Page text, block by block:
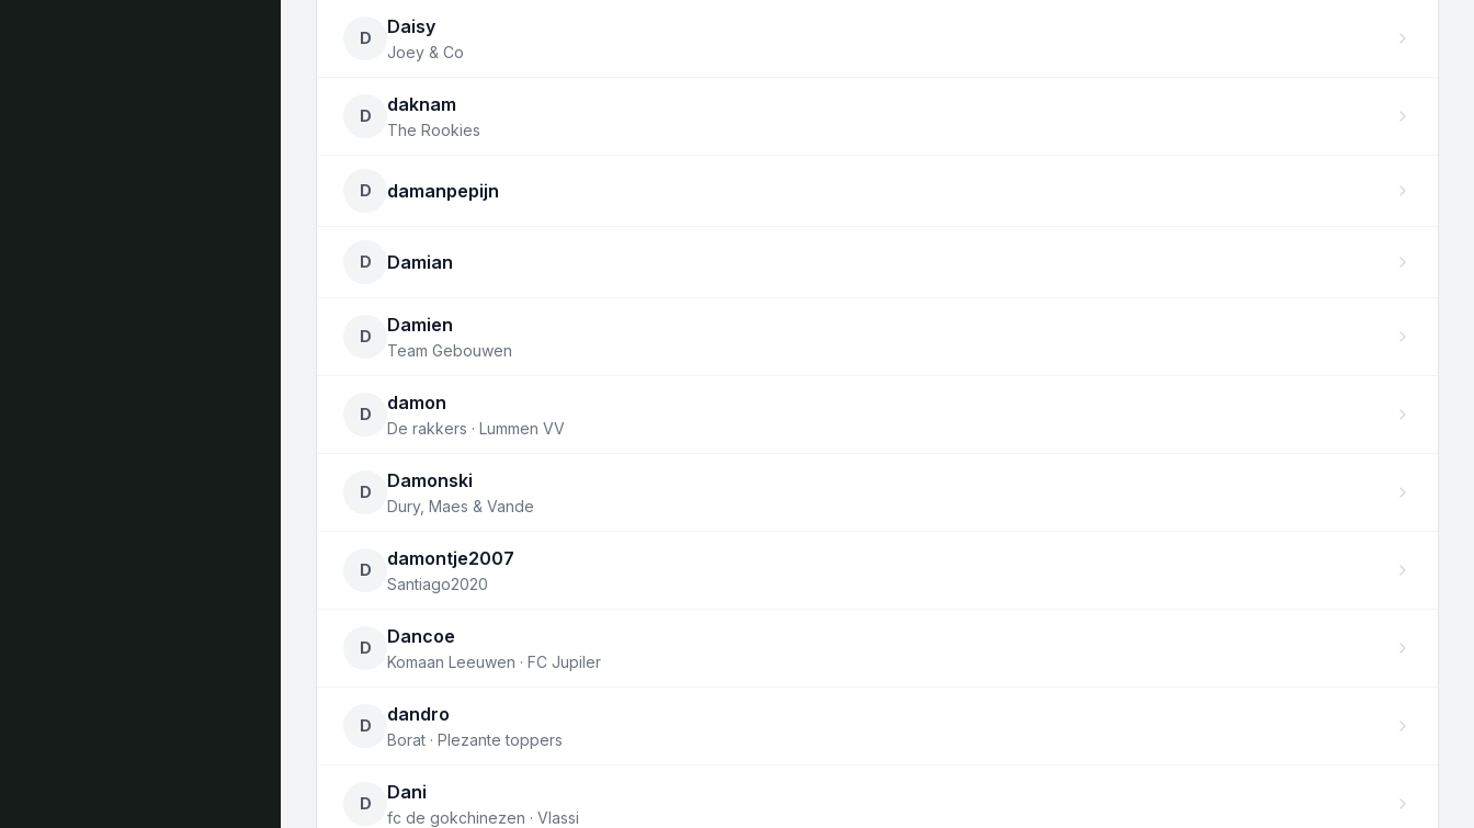
D
Daisy
Joey & Co
D
daknam
The Rookies
D damanpepijn
D Damian
D
Damien
Team Gebouwen
D
damon
De rakkers · Lummen VV
D
Damonski
Dury, Maes & Vande
D
damontje2007
Santiago2020
D
Dancoe
Komaan Leeuwen · FC Jupiler
D
dandro
Borat · Plezante toppers
D
Dani
fc de gokchinezen · Vlassi